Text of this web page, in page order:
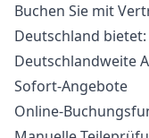
Buchen Sie mit
Deutschland bietet:
Deutschlandweite
Sofort-Angebote
Online-